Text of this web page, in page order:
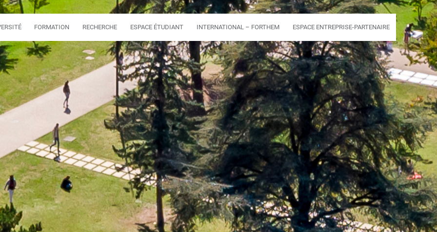
FORMATION RECHERCHE ESPACE ÉTUDIANT INTERNATIONAL – FORTHEM ESPACE ENTREPRISE-PARTENAIRE